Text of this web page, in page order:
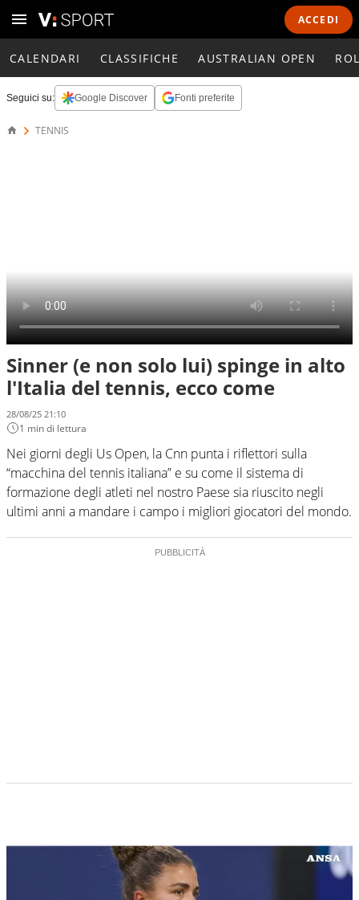
ACCEDI
CALENDARI CLASSIFICHE AUSTRALIAN OPEN
Seguici su: Google Discover Fonti preferite
TENNIS
Sinner (e non solo lui) spinge in alto
l'Italia del tennis, ecco come
28/08/25 21:10
1 min di lettura
Nei giorni degli Us Open, la Cnn punta i riflettori sulla
“macchina del tennis italiana” e su come il sistema di
formazione degli atleti nel nostro Paese sia riuscito negli
ultimi anni a mandare i campo i migliori giocatori del mondo.